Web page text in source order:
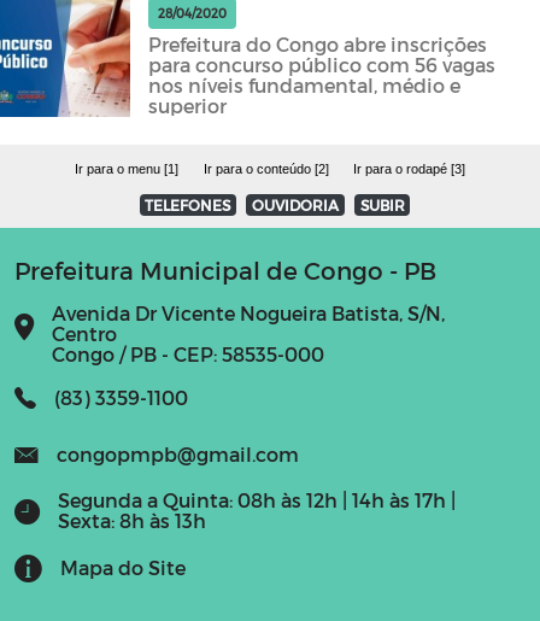
28/04/2020
Prefeitura do Congo abre inscrições
para concurso público com 56 vagas
nos níveis fundamental, médio e
superior
Ir para o menu [1] Ir para o conteúdo [2] Ir para o rodapé [3]
TELEFONES OUVIDORIA SUBIR
Prefeitura Municipal de Congo - PB
Avenida Dr Vicente Nogueira Batista, S/N,
Centro
Congo / PB - CEP: 58535-000
(83) 3359-1100
congopmpb@gmail.com
Segunda a Quinta: 08h às 12h | 14h às 17h |
Sexta: 8h às 13h
Mapa do Site